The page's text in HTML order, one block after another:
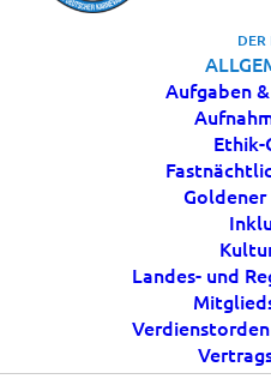
Aufgaben
Ethik-
Goldener
Landes- und